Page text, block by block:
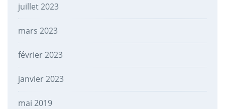
juillet 2023
mars 2023
février 2023
janvier 2023
mai 2019